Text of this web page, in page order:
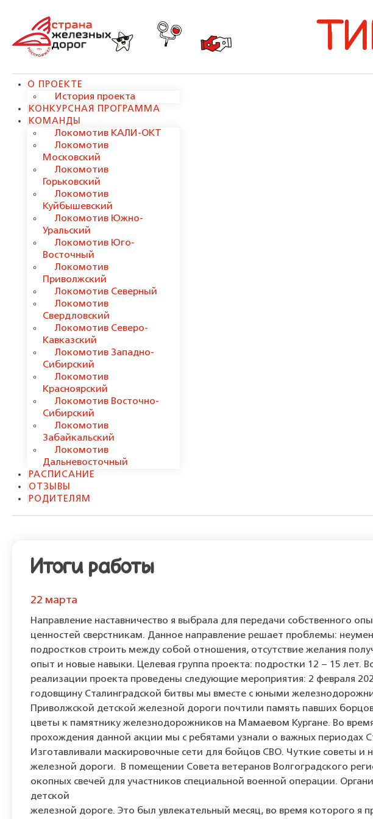
О ПРОЕКТЕ
История проекта
КОНКУРСНАЯ ПРОГРАММА
КОМАНДЫ
Локомотив КАЛИ-ОКТ
Локомотив
Московский
Локомотив
Горьковский
Локомотив
Куйбышевский
Локомотив Южно-
Уральский
Локомотив Юго-
Восточный
Локомотив
Приволжский
Локомотив Северный
Локомотив
Свердловский
Локомотив Северо-
Кавказский
Локомотив Западно-
Сибирский
Локомотив
Красноярский
Локомотив Восточно-
Сибирский
Локомотив
Забайкальский
Локомотив
Дальневосточный
РАСПИСАНИЕ
ОТЗЫВЫ
РОДИТЕЛЯМ
Итоги работы
22 марта
Направление наставничество я выбрала для передачи собственного
ценностей сверстникам. Данное направление решает проблемы:
подростков строить между собой отношения, отсутствие желания
опыт и новые навыки. Целевая группа проекта: подростки 12 – 15 лет.
реализации проекта проведены следующие мероприятия: 2 февраля
годовщину Сталинградской битвы мы вместе с юными
Приволжской детской железной дороги почтили память павших
цветы к памятнику железнодорожников на Мамаевом Кургане. Во
прохождения данной акции мы с ребятами узнали о важных периодах
Изготавливали маскировочные сети для бойцов СВО. Чуткие советы и
железной дороги. В помещении Совета ветеранов Волгоградского
окопных свечей для участников специальной военной операции.
детской
железной дороге. Это был увлекательный месяц, во время которого я